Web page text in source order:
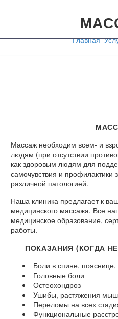
Главная
Массаж необходим всем- и
людям (при отсутствии
как здоровым людям для
самочувствия и профилактики
различной патологией.
Наша клиника предлагает к
медицинского массажа. Все
медицинское образование,
работы.
ПОКАЗАНИЯ (КОГДА
Боли в спине,
Головные боли
Остеохондроз
Ушибы, растяжения
Переломы на всех
Функциональные